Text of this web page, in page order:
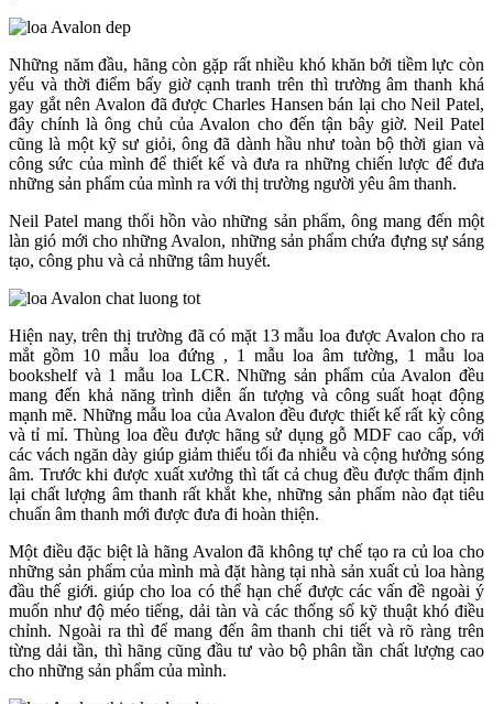
Những năm đầu, hãng còn gặp rất nhiều khó khăn bởi tiềm lực còn
yếu và thời điểm bấy giờ cạnh tranh trên thì trường âm thanh khá
gay gắt nên Avalon đã được Charles Hansen bán lại cho Neil Patel,
đây chính là ông chủ của Avalon cho đến tận bây giờ. Neil Patel
cũng là một kỹ sư giỏi, ông đã dành hầu như toàn bộ thời gian và
công sức của mình để thiết kế và đưa ra những chiến lược để đưa
những sản phẩm của mình ra với thị trường người yêu âm thanh.
Neil Patel mang thổi hồn vào những sản phẩm, ông mang đến một
làn gió mới cho những Avalon, những sản phẩm chứa đựng sự sáng
tạo, công phu và cả những tâm huyết.
Hiện nay, trên thị trường đã có mặt 13 mẫu loa được Avalon cho ra
mắt gồm 10 mẫu loa đứng , 1 mẫu loa âm tường, 1 mẫu loa
bookshelf và 1 mẫu loa LCR. Những sản phẩm của Avalon đều
mang đến khả năng trình diễn ấn tượng và công suất hoạt động
mạnh mẽ. Những mẫu loa của Avalon đều được thiết kế rất kỳ công
và tỉ mỉ. Thùng loa đều được hãng sử dụng gỗ MDF cao cấp, với
các vách ngăn dày giúp giảm thiểu tối đa nhiễu và cộng hưởng sóng
âm. Trước khi được xuất xưởng thì tất cả chug đều được thẩm định
lại chất lượng âm thanh rất khắt khe, những sản phẩm nào đạt tiêu
chuẩn âm thanh mới được đưa đi hoàn thiện.
Một điều đặc biệt là hãng Avalon đã không tự chế tạo ra củ loa cho
những sản phẩm của mình mà đặt hàng tại nhà sản xuất củ loa hàng
đầu thế giới. giúp cho loa có thể hạn chế được các vấn đề ngoài ý
muốn như độ méo tiếng, dải tàn và các thống số kỹ thuật khó điều
chỉnh. Ngoài ra thì để mang đến âm thanh chi tiết và rõ ràng trên
từng dải tần, thì hãng cũng đầu tư vào bộ phân tần chất lượng cao
cho những sản phẩm của mình.